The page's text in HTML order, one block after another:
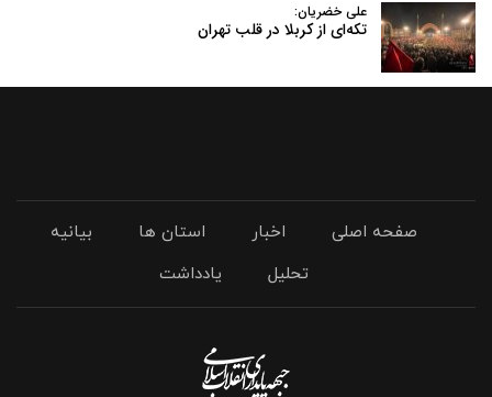
علی خضریان:
تکه‌ای از کربلا در قلب تهران
صفحه اصلی اخبار استان ها
بیانیه
تحلیل
یادداشت